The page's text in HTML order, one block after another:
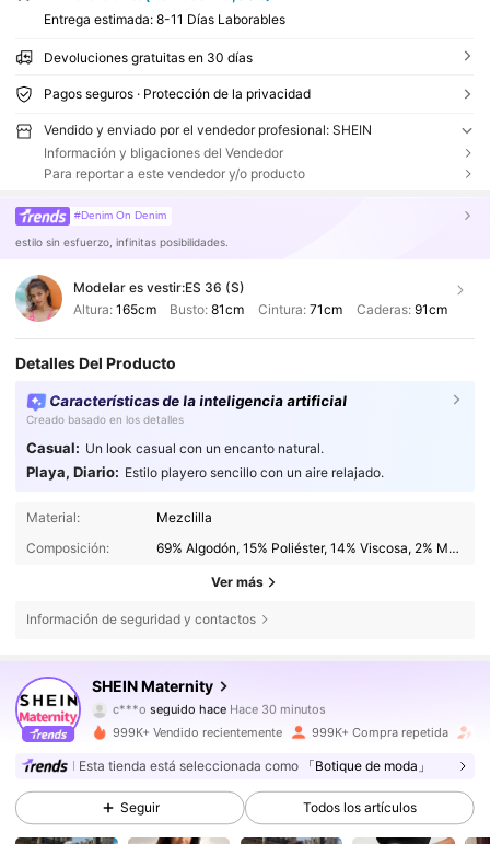
Entrega estimada: 8-11 Días Laborables
Devoluciones gratuitas en 30 días
Pagos seguros · Protección de la privacidad
Vendido y enviado por el vendedor profesional: SHEIN
Información y bligaciones del Vendedor
Para reportar a este vendedor y/o producto
#Denim On Denim
estilo sin esfuerzo, infinitas posibilidades.
Modelar es vestir:ES 36 (S)
Altura: 165cm Busto:81cm Cintura: 71cm Caderas: 91cm
Detalles Del Producto
Características de la inteligencia artificial
Creado basado en los detalles
Casual: Un look casual con un encanto natural.
Playa, Diario: Estilo playero sencillo con un aire relajado.
Material:
Mezclilla
Composición:
69% Algodón, 15% Poliéster, 14% Viscosa, 2% Modal
Ver más
Información de seguridad y contactos
SHEIN Maternity
c***oseguido hace
c***1está navegando
4,79
481K Seguidores
4,79 481K Seguidores
999K+ Vendido recientemente 999K+ Compra repetida
Esta tienda está seleccionada como 「Botique de moda」
Seguir Todos los artículos